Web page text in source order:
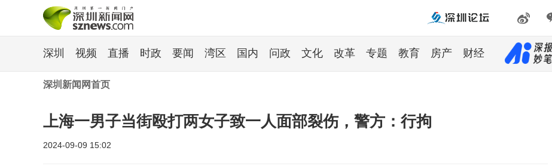
深圳 视频 直播 时政 要闻 湾区 国内 问政 文化 改革 专题 教育 房产 财经
深圳新闻网首页
上海一男子当街殴打两女子致一人面部裂伤，警方：行拘
2024-09-09 15:02